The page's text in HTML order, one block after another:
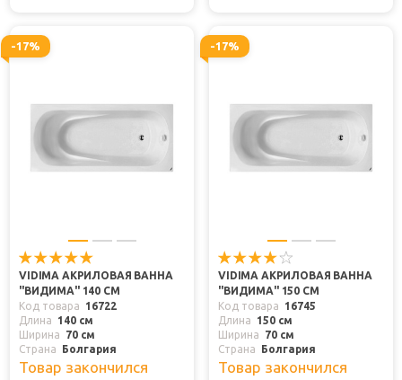
-17%
VIDIMA АКРИЛОВАЯ ВАННА
"ВИДИМА" 140 СМ
Код товара
16722
Длина
140 см
Ширина
70 см
Страна
Болгария
Товар закончился
-17%
VIDIMA АКРИЛОВАЯ ВАННА
"ВИДИМА" 150 СМ
Код товара
16745
Длина
150 см
Ширина
70 см
Страна
Болгария
Товар закончился